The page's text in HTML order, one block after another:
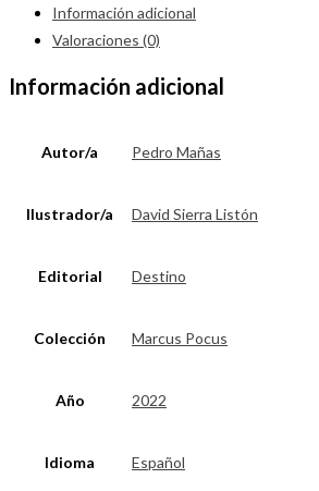
Información adicional
Valoraciones (0)
Información adicional
Autor/a Pedro Mañas
Ilustrador/a David Sierra Listón
Editorial Destino
Colección Marcus Pocus
Año 2022
Idioma Español